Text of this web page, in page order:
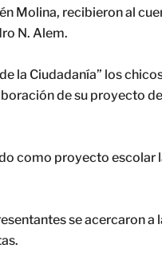
Molina, recibieron al
N. Alem.
la Ciudadanía” los
de su proyecto
como proyecto escolar
se acercaron